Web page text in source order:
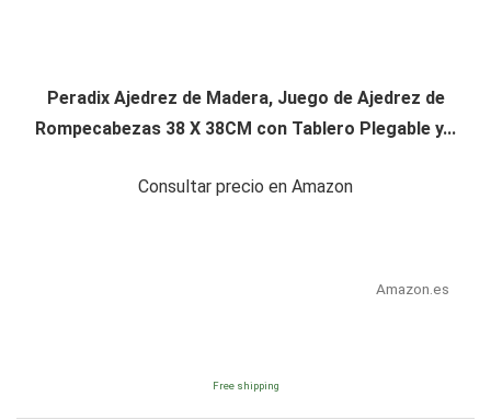
Peradix Ajedrez de Madera, Juego de Ajedrez de
Rompecabezas 38 X 38CM con Tablero Plegable y...
Consultar precio en Amazon
Amazon.es
Free shipping